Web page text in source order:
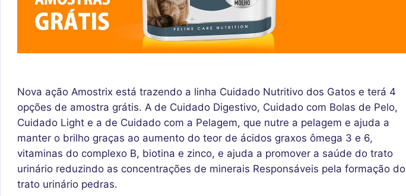
Nova ação Amostrix está trazendo a linha Cuidado Nutritivo dos Gatos e terá 4
opções de amostra grátis. A de Cuidado Digestivo, Cuidado com Bolas de Pelo,
Cuidado Light e a de Cuidado com a Pelagem, que nutre a pelagem e ajuda a
manter o brilho graças ao aumento do teor de ácidos graxos ômega 3 e 6,
vitaminas do complexo B, biotina e zinco, e ajuda a promover a saúde do trato
urinário reduzindo as concentrações de minerais Responsáveis ​​pela formação do
trato urinário pedras.